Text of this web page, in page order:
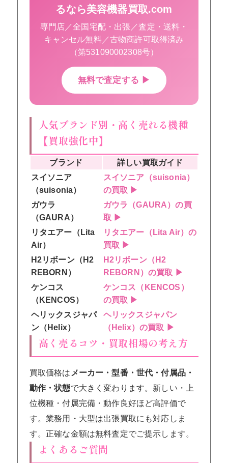
るなら美容機器買取.com
専門店／全国宅配・出張／査定・送料・
キャンセル無料／古物商許可取得済み
（第531090002308号）
無料で査定する ▶
人気ブランド別・高く売れる機種
【買取強化中】
ブランド
詳しい買取ガイド
スイソニア
（suisonia）
スイソニア（suisonia）
の買取 ▶
ガウラ
（GAURA）
ガウラ（GAURA）の買
取 ▶
リタエアー（Lita
Air）
リタエアー（Lita Air）の
買取 ▶
H2リボーン（H2
REBORN）
H2リボーン（H2
REBORN）の買取 ▶
ケンコス
（KENCOS）
ケンコス（KENCOS）
の買取 ▶
ヘリックスジャパ
ン（Helix）
ヘリックスジャパン
（Helix）の買取 ▶
高く売るコツ・買取相場の考え方
買取価格はメーカー・型番・世代・付属品・
動作・状態で大きく変わります。新しい・上
位機種・付属完備・動作良好ほど高評価で
す。業務用・大型は出張買取にも対応しま
す。正確な金額は無料査定でご提示します。
よくあるご質問